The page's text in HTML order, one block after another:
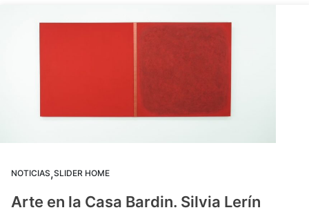
NOTICIAS,SLIDER HOME
Arte en la Casa Bardin. Silvia Lerín